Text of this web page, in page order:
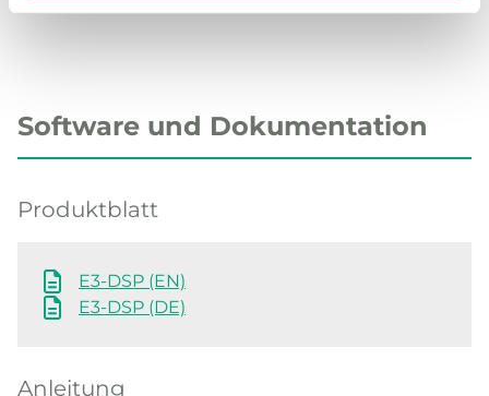
Software und Dokumentation
Produktblatt
E3-DSP (EN)
E3-DSP (DE)
Anleitung